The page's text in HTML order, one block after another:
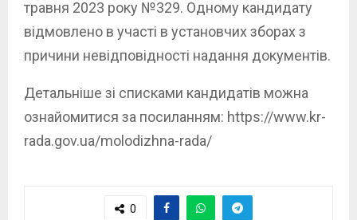
травня 2023 року №329. Одному кандидату
відмовлено в участі в установчих зборах з
причини невідповідності надання документів.
Детальніше зі списками кандидатів можна
ознайомитися за посиланням: https://www.kr-
rada.gov.ua/molodizhna-rada/
0